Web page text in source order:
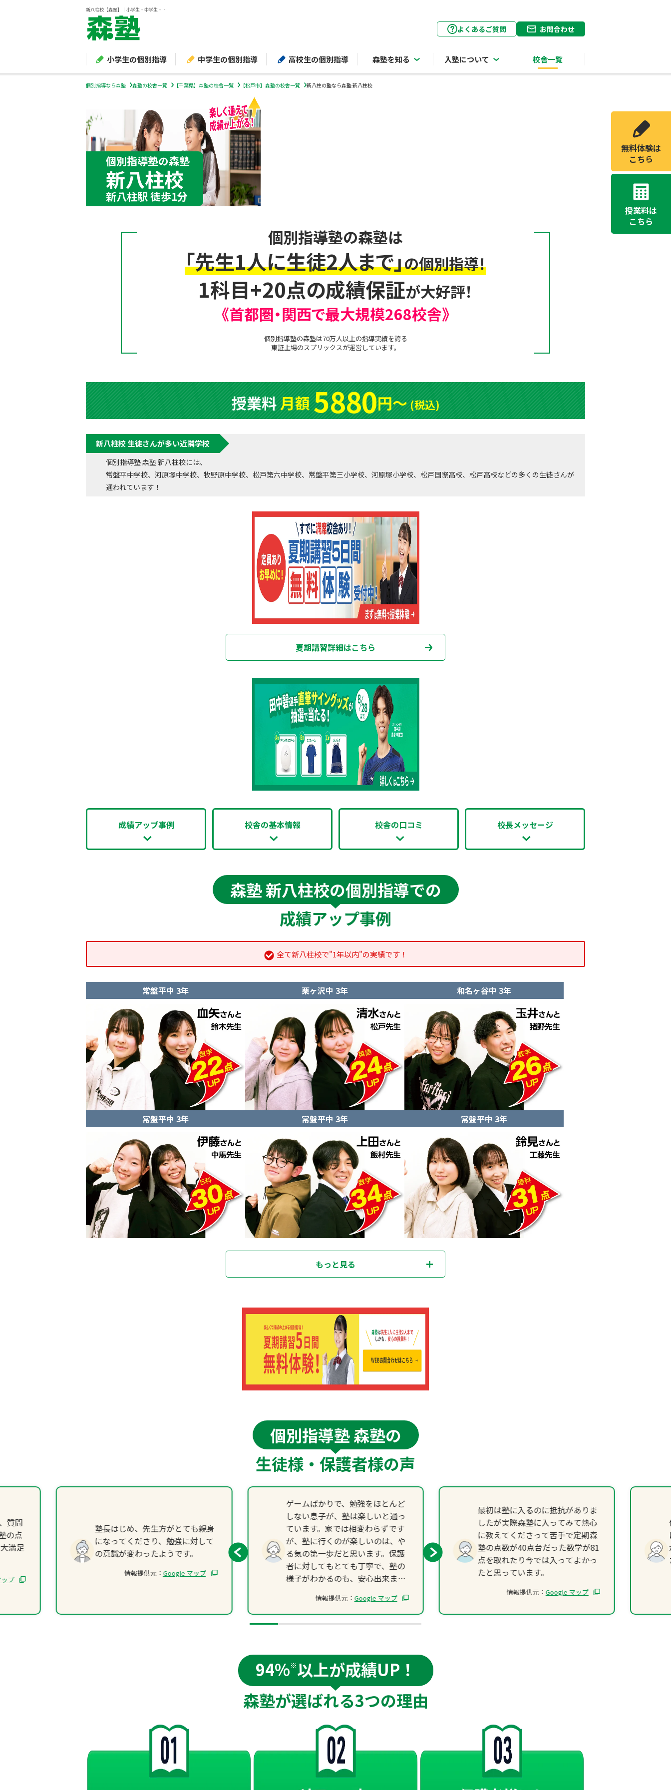
新八柱校【森塾】｜小学生・中学生・高校生の個別指導塾・学習塾
小学生の個別指導 中学生の個別指導 高校生の個別指導 森塾を知る 入塾について 校舎一覧
よくあるご質問 お問合わせ
個別指導なら森塾 森塾の校舎一覧 【千葉県】森塾の校舎一覧 【松戸市】森塾の校舎一覧 新八柱の塾なら森塾 新八柱校
個別指導塾の森塾
新八柱校
新八柱駅 徒歩1分
個別指導塾の森塾は
「先生1人に生徒2人まで」の個別指導！
1科目+20点の成績保証が大好評！
《首都圏・関西で最大規模268校舎》
個別指導塾の森塾は70万人以上の指導実績を誇る
東証上場のスプリックスが運営しています。
授業料月額5880円〜(税込)
新八柱校 生徒さんが多い近隣学校
個別指導塾 森塾 新八柱校には、
常盤平中学校、河原塚中学校、牧野原中学校、松戸第六中学校、常盤平第三小学校、河原塚小学校、松戸国際高校、松戸高校などの多くの生徒さんが
通われています！
夏期講習詳細はこちら
成績アップ事例 校舎の基本情報 校舎の口コミ 校長メッセージ
森塾 新八柱校の個別指導での
成績アップ事例
全て新八柱校で"1年以内"の実績です！
常盤平中 3年 栗ヶ沢中 3年 和名ヶ谷中 3年
常盤平中 3年 常盤平中 3年 常盤平中 3年
もっと見る
個別指導塾 森塾の
生徒様・保護者様の声
質問
の点
満足
プ
塾長はじめ、先生方がとても親身
になってくださり、勉強に対して
の意識が変わったようです。
情報提供元： Google マップ
ゲームばかりで、勉強をほとんど
しない息子が、塾は楽しいと通っ
ています。家では相変わらずです
が、塾に行くのが楽しいのは、や
る気の第一歩だと思います。保護
者に対してもとても丁寧で、塾の
様子がわかるのも、安心出来ま
情報提供元： Google マップ
最初は塾に入るのに抵抗がありま
したが実際森塾に入ってみて熱心
に教えてくださって苦手で定期森
塾の点数が40点台だった数学が81
点を取れたり今では入ってよかっ
たと思っています。
情報提供元： Google マップ
94%※以上が成績UP！
森塾が選ばれる3つの理由
無料体験は
こちら
授業料は
こちら